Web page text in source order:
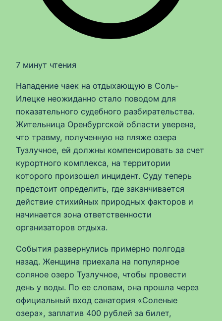
7 минут чтения
Нападение чаек на отдыхающую в Соль-
Илецке неожиданно стало поводом для
показательного судебного разбирательства.
Жительница Оренбургской области уверена,
что травму, полученную на пляже озера
Тузлучное, ей должны компенсировать за счет
курортного комплекса, на территории
которого произошел инцидент. Суду теперь
предстоит определить, где заканчивается
действие стихийных природных факторов и
начинается зона ответственности
организаторов отдыха.
События развернулись примерно полгода
назад. Женщина приехала на популярное
соляное озеро Тузлучное, чтобы провести
день у воды. По ее словам, она прошла через
официальный вход санатория «Соленые
озера», заплатив 400 рублей за билет,